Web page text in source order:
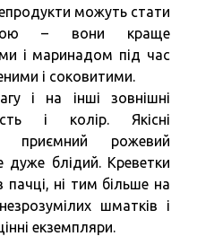
можуть стати
– вони краще
і маринадом під час
і соковитими.
і на інші зовнішні
і колір. Якісні
приємний рожевий
дуже блідий. Креветки
пачці, ні тим більше на
шматків і
екземпляри.